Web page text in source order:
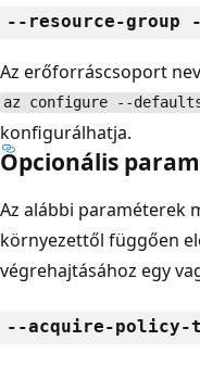
--resource-group
Az erőforráscsoport
az configure --defaults
konfigurálhatja.
Opcionális
Az alábbi paraméterek
környezettől függően
végrehajtásához egy
--acquire-policy-